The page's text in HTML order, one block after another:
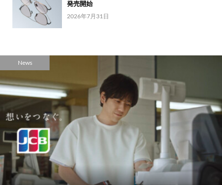
発売開始
2026年7月31日
News